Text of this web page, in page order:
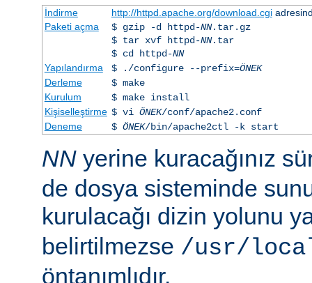
İndirme http://httpd.apache.org/download.cgi
Paketi açma
$ gzip -d httpd-NN.tar.gz
$ tar xvf httpd-NN.tar
$ cd httpd-NN
Yapılandırma
$ ./configure --prefix=ÖNEK
Derleme
$ make
Kurulum
$ make install
Kişiselleştirme $ vi ÖNEK/conf/apache2.conf
Deneme
$ ÖNEK/bin/apache2ctl -k start
NN yerine kuracağınız
de dosya sisteminde
kurulacağı dizin yolunu
belirtilmezse /usr/
öntanımlıdır.